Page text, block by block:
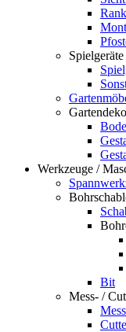
Werkzeuge /
Bit
Mess- /